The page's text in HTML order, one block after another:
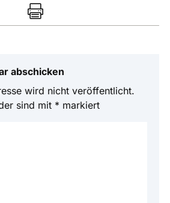

abschicken
wird nicht veröffentlicht.
sind mit * markiert